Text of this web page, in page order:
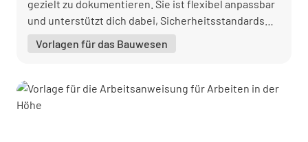
gezielt zu dokumentieren. Sie ist flexibel anpassbar
und unterstützt dich dabei, Sicherheitsstandards
Vorlagen für das Bauwesen